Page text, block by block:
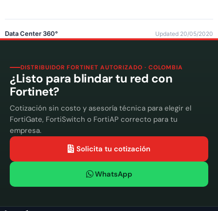
Data Center 360° Updated 20/05/2020
DISTRIBUIDOR FORTINET AUTORIZADO · COLOMBIA
¿Listo para blindar tu red con
Fortinet?
Cotización sin costo y asesoría técnica para elegir el
FortiGate, FortiSwitch o FortiAP correcto para tu
empresa.
Solicita tu cotización
WhatsApp